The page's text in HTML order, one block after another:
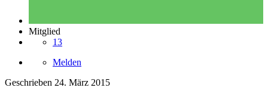
Mitglied
13
Melden
Geschrieben 24. März 2015